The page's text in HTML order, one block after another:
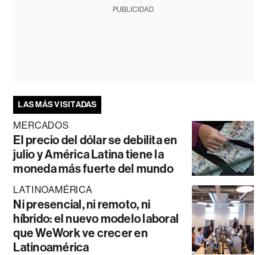
PUBLICIDAD
LAS MÁS VISITADAS
MERCADOS
El precio del dólar se debilita en
julio y América Latina tiene la
moneda más fuerte del mundo
LATINOAMÉRICA
Ni presencial, ni remoto, ni
híbrido: el nuevo modelo laboral
que WeWork ve crecer en
Latinoamérica